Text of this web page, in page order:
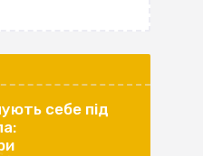
себе під